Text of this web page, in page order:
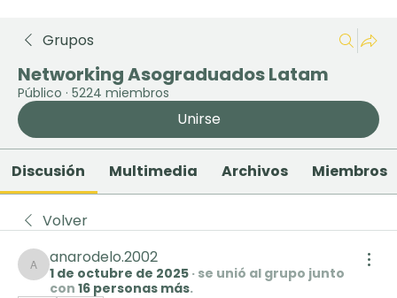
Grupos
Networking Asograduados Latam
Público · 5224 miembros
Unirse
Discusión Multimedia Archivos Miembros
Volver
anarodelo.2002
anarodelo.2002
1 de octubre de 2025 · se unió al grupo junto
con 16 personas más.